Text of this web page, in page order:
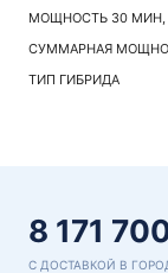
МОЩНОСТЬ 30 МИН,
СУММАРНАЯ
ТИП ГИБРИДА
8 171
С ДОСТАВКОЙ В